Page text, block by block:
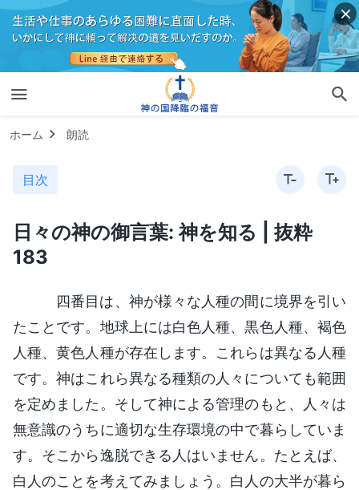
ホーム 朗読
目次
日々の神の御言葉: 神を知る | 抜粋
183
四番目は、神が様々な人種の間に境界を引い
たことです。地球上には白色人種、黒色人種、褐色
人種、黄色人種が存在します。これらは異なる人種
です。神はこれら異なる種類の人々についても範囲
を定めました。そして神による管理のもと、人々は
無意識のうちに適切な生存環境の中で暮らしていま
す。そこから逸脱できる人はいません。たとえば、
白人のことを考えてみましょう。白人の大半が暮ら